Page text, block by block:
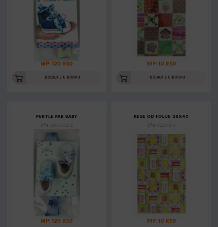
MP: 120 RSD
DODAJTE U KORPU
MP: 10 RSD
DODAJTE U KORPU
PERTLE PAR BABY
Šifra: DB073-SB_2
MP: 120 RSD
KESE OD FOLIJE 25X40
Šifra: PE2540_1
MP: 10 RSD